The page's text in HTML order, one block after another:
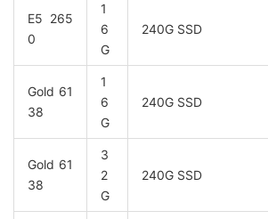
E5 265
0
1
6
G
240G SSD
Gold 61
38
1
6
G
240G SSD
Gold 61
38
3
2
G
240G SSD